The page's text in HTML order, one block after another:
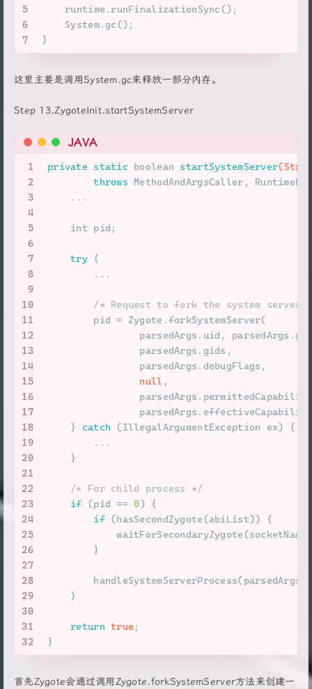
5
6
7
    runtime.runFinalizationSync();
    System.gc();
}
这里主要是调用System.gc来释放一部分内存。
Step 13.ZygoteInit.startSystemServer
JAVA
1
2
3
4
5
6
7
8
9
10
11
12
13
14
15
16
17
18
19
20
21
22
23
24
25
26
27
28
29
30
31
32
private static boolean startSystemServer
throws MethodAndArgsCaller,
    ...
int pid;
try {
        ...
/* Request to fork the system server
        pid = Zygote.forkSystemServer(
parsedArgs.uid,
                parsedArgs.gids,
                parsedArgs.debugFlags,
null ,
    }
catch (IllegalArgumentException ex) {
        ...
    }
/* For child process */
if (pid == 0) {
if (hasSecondZygote(abiList)) {
        }
        handleSystemServerProcess(parsedArgs);
    }
return true;
}
首先Zygote会通过调用Zygote.forkSystemServer方法来创建一